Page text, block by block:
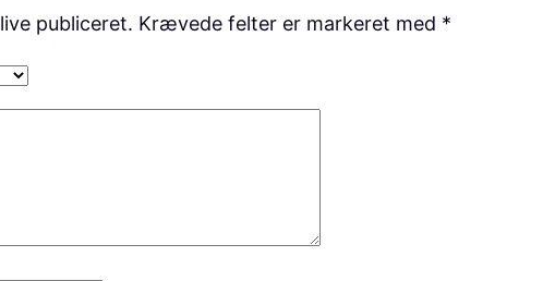
l
l
a
publiceret. Krævede felter er markeret med *